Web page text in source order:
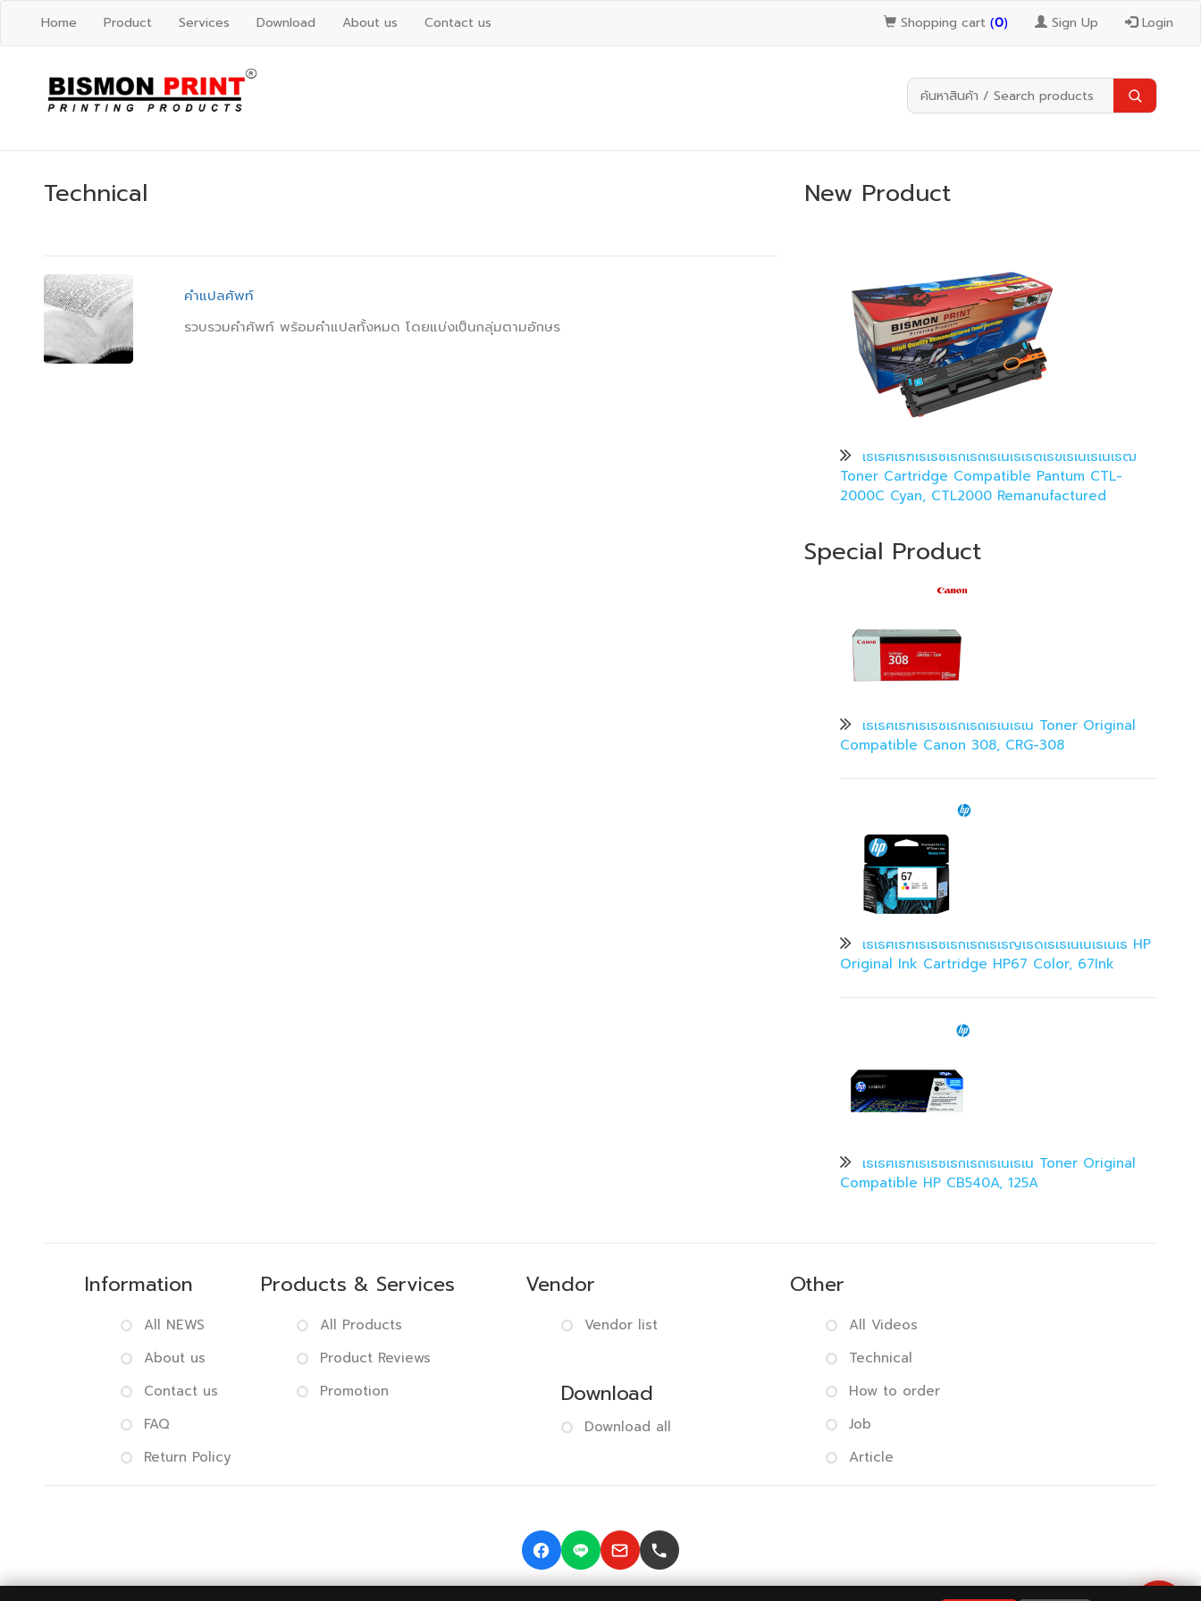
Home Product Services Download About us Contact us Shopping cart (0) Sign Up Login
Technical
คำแปลศัพท์
รวบรวมคำศัพท์ พร้อมคำแปลทั้งหมด โดยแบ่งเป็นกลุ่มตามอักษร
New Product
เธเธฅเธฑเธเธซเธกเธถเธเนเธเธตเธขเธเนเธเนเธฒ
Toner Cartridge Compatible Pantum CTL-
2000C Cyan, CTL2000 Remanufactured
Special Product
เธเธฅเธฑเธเธซเธกเธถเธเนเธเน Toner Original
Compatible Canon 308, CRG-308
เธเธฅเธฑเธเธซเธกเธถเธเธญเธดเธเธเนเนเธเนเธ HP
Original Ink Cartridge HP67 Color, 67Ink
เธเธฅเธฑเธเธซเธกเธถเธเนเธเน Toner Original
Compatible HP CB540A, 125A
Information
All NEWS
About us
Contact us
FAQ
Return Policy
Products & Services
All Products
Product Reviews
Promotion
Vendor
Vendor list
Download
Download all
Other
All Videos
Technical
How to order
Job
Article